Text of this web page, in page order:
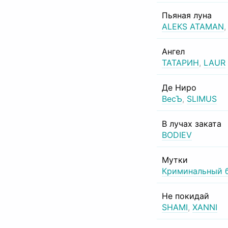
Пьяная луна
ALEKS ATAMAN,
Ангел
ТАТАРИН, LAUR
Де Ниро
ВесЪ, SLIMUS
В лучах заката
BODIEV
Мутки
Криминальный
Не покидай
SHAMI, XANNI